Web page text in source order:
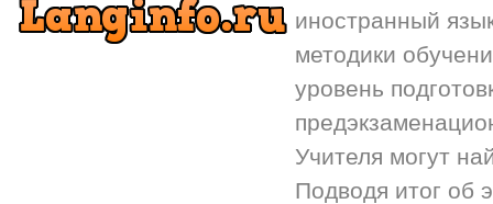
иностранный
методики
уровень
Учителя могут
Подводя итог об